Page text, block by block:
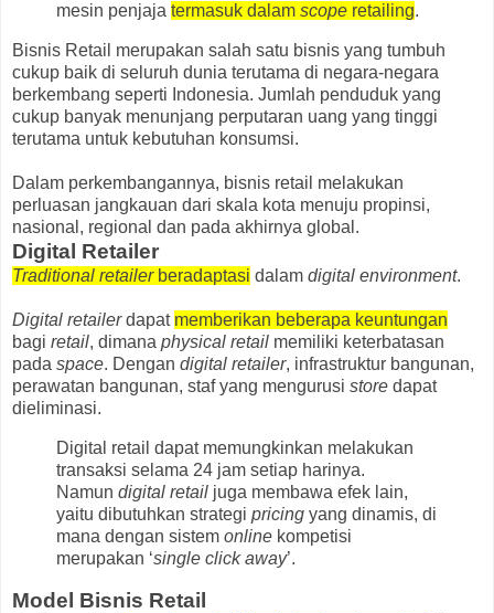
mesin penjaja termasuk dalam scope retailing.
Bisnis Retail merupakan salah satu bisnis yang tumbuh
cukup baik di seluruh dunia terutama di negara-negara
berkembang seperti Indonesia. Jumlah penduduk yang
cukup banyak menunjang perputaran uang yang tinggi
terutama untuk kebutuhan konsumsi.
Dalam perkembangannya, bisnis retail melakukan
perluasan jangkauan dari skala kota menuju propinsi,
nasional, regional dan pada akhirnya global.
Digital Retailer
Traditional retailerberadaptasi dalam digital environment.
Digital retailerdapat memberikan beberapa keuntungan
bagi retail, dimana physical retail memiliki keterbatasan
pada space. Dengan digital retailer, infrastruktur bangunan,
perawatan bangunan, staf yang mengurusi store dapat
dieliminasi.
Digital retail dapat memungkinkan melakukan
transaksi selama 24 jam setiap harinya.
Namun digital retail juga membawa efek lain,
yaitu dibutuhkan strategi pricing yang dinamis, di
mana dengan sistem online kompetisi
merupakan ‘single click away’.
Model Bisnis Retail